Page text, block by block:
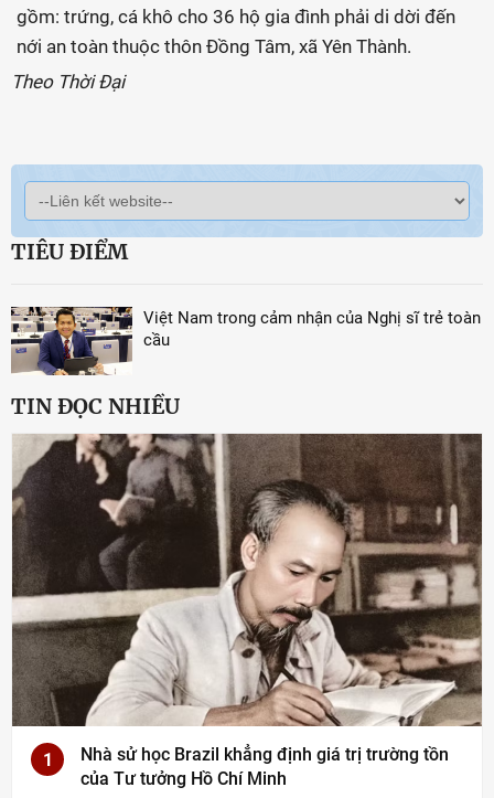
gồm: trứng, cá khô cho 36 hộ gia đình phải di dời đến
nới an toàn thuộc thôn Đồng Tâm, xã Yên Thành.
Theo Thời Đại
TIÊU ĐIỂM
Việt Nam trong cảm nhận của Nghị sĩ trẻ toàn
cầu
TIN ĐỌC NHIỀU
1
Nhà sử học Brazil khẳng định giá trị trường tồn
của Tư tưởng Hồ Chí Minh